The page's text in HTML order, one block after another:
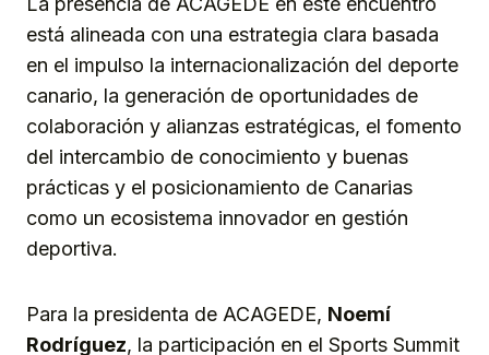
está alineada con una estrategia clara basada
en el impulso la internacionalización del deporte
canario, la generación de oportunidades de
colaboración y alianzas estratégicas, el fomento
del intercambio de conocimiento y buenas
prácticas y el posicionamiento de Canarias
como un ecosistema innovador en gestión
deportiva.
Para la presidenta de ACAGEDE, Noemí
Rodríguez, la participación en el Sports Summit